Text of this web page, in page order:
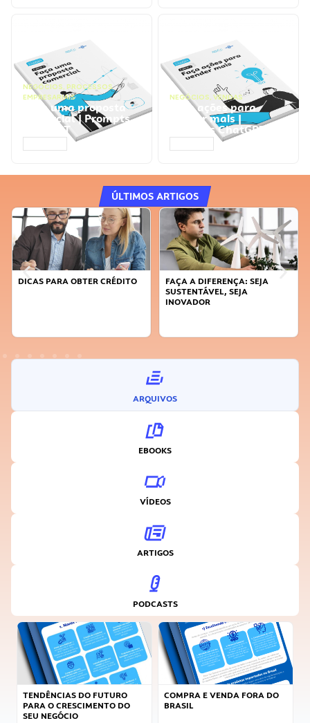
NEGÓCIOS, PROCESSOS
EMPRESARIAIS
Faça uma proposta
comercial | Prompts
ChatGPT
NEGÓCIOS, VENDAS
Faça ações para
vender mais |
Prompts ChatGPT
ÚLTIMOS ARTIGOS
DICAS PARA OBTER CRÉDITO
FAÇA A DIFERENÇA: SEJA
SUSTENTÁVEL, SEJA
INOVADOR
ARQUIVOS
EBOOKS
VÍDEOS
ARTIGOS
PODCASTS
TENDÊNCIAS DO FUTURO
PARA O CRESCIMENTO DO
SEU NEGÓCIO
COMPRA E VENDA FORA DO
BRASIL